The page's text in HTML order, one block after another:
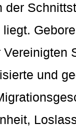
der
und